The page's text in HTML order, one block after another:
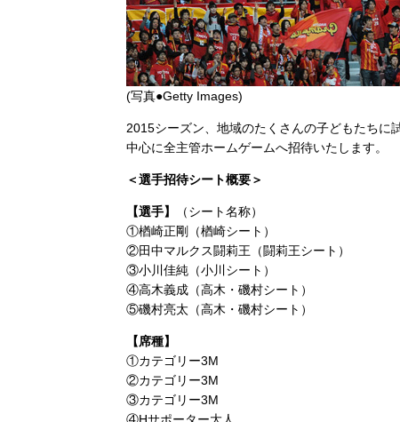
(写真●Getty Images)
2015シーズン、地域のたくさんの子どもたちに
中心に全主管ホームゲームへ招待いたします。
＜選手招待シート概要＞
【選手】
（シート名称）
①楢崎正剛（楢崎シート）
②田中マルクス闘莉王（闘莉王シート）
③小川佳純（小川シート）
④高木義成（高木・磯村シート）
⑤磯村亮太（高木・磯村シート）
【席種】
①カテゴリー3M
②カテゴリー3M
③カテゴリー3M